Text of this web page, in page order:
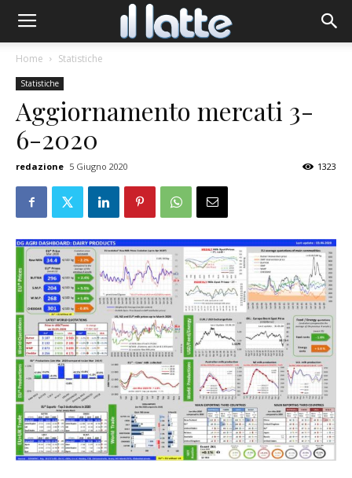
Home Statistiche
Statistiche
Aggiornamento mercati 3-
6-2020
redazione 5 Giugno 2020 1323